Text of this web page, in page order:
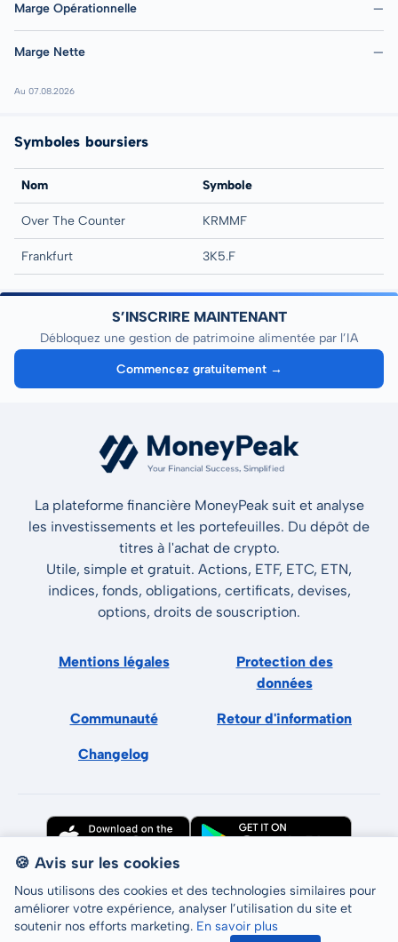
Marge Opérationnelle —
Marge Nette —
Au 07.08.2026
Symboles boursiers
Nom Symbole
Over The Counter KRMMF
Frankfurt 3K5.F
S’INSCRIRE MAINTENANT
Débloquez une gestion de patrimoine alimentée par l’IA
Commencez gratuitement →
La plateforme financière MoneyPeak suit et analyse
les investissements et les portefeuilles. Du dépôt de
titres à l'achat de crypto.
Utile, simple et gratuit. Actions, ETF, ETC, ETN,
indices, fonds, obligations, certificats, devises,
options, droits de souscription.
Mentions légales
Protection des
données
Communauté Retour d'information
Changelog
🍪 Avis sur les cookies
Nous utilisons des cookies et des technologies similaires pour
améliorer votre expérience, analyser l’utilisation du site et
soutenir nos efforts marketing. En savoir plus